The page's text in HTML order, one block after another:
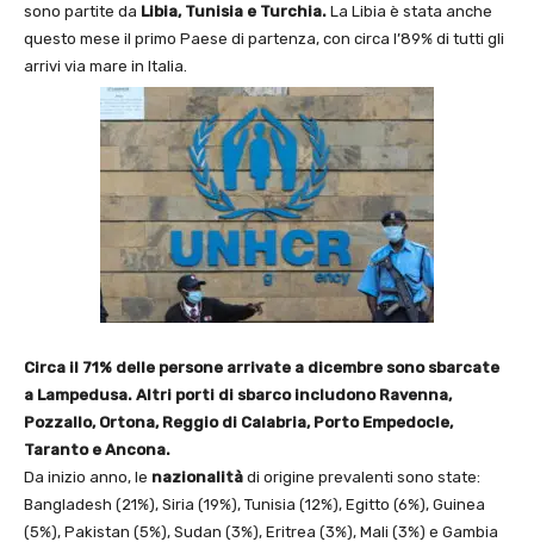
sono partite da Libia, Tunisia e Turchia. La Libia è stata anche
questo mese il primo Paese di partenza, con circa l’89% di tutti gli
arrivi via mare in Italia.
Circa il 71% delle persone arrivate a dicembre sono sbarcate
a Lampedusa. Altri porti di sbarco includono Ravenna,
Pozzallo, Ortona, Reggio di Calabria, Porto Empedocle,
Taranto e Ancona.
Da inizio anno, le nazionalità di origine prevalenti sono state:
Bangladesh (21%), Siria (19%), Tunisia (12%), Egitto (6%), Guinea
(5%), Pakistan (5%), Sudan (3%), Eritrea (3%), Mali (3%) e Gambia